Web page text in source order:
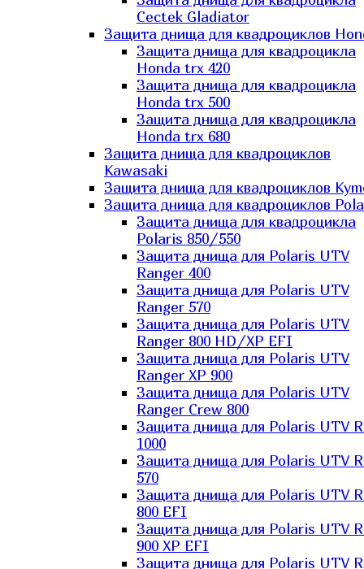
Cectek Gladiator
Защита днища для квадроциклов
Защита днища для квадроцикла
Honda trx 420
Защита днища для квадроцикла
Honda trx 500
Защита днища для квадроцикла
Honda trx 680
Защита днища для квадроциклов
Kawasaki
Защита днища для квадроциклов
Защита днища для квадроциклов
Защита днища для квадроцикла
Polaris 850/550
Защита днища для Polaris UTV
Ranger 400
Защита днища для Polaris UTV
Ranger 570
Защита днища для Polaris UTV
Ranger 800 HD/XP EFI
Защита днища для Polaris UTV
Ranger XP 900
Защита днища для Polaris UTV
Ranger Сrew 800
Защита днища для Polaris UTV
1000
Защита днища для Polaris UTV
570
Защита днища для Polaris UTV
800 EFI
Защита днища для Polaris UTV
900 XP EFI
Защита днища для Polaris UTV